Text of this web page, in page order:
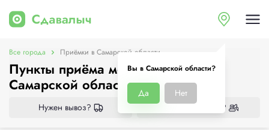
Вы в Самарской области?
Да Нет
Все города Приёмки в Самарской области
Пункты приёма металлолома в
Самарской области
Нужен вывоз? Нужен демонтаж?